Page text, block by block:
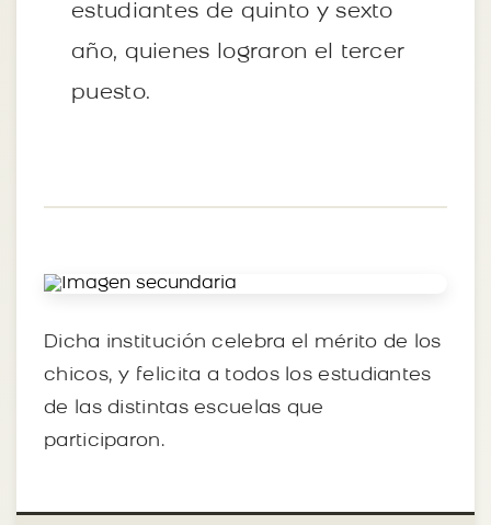
estudiantes de quinto y sexto
año, quienes lograron el tercer
puesto.
Dicha institución celebra el mérito de los
chicos, y felicita a todos los estudiantes
de las distintas escuelas que
participaron.